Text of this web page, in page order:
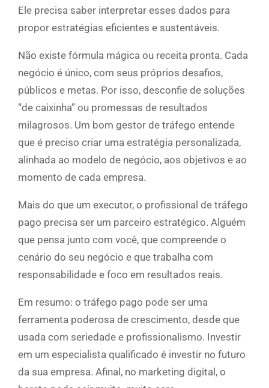
Ele precisa saber interpretar esses dados para
propor estratégias eficientes e sustentáveis.
Não existe fórmula mágica ou receita pronta. Cada
negócio é único, com seus próprios desafios,
públicos e metas. Por isso, desconfie de soluções
“de caixinha” ou promessas de resultados
milagrosos. Um bom gestor de tráfego entende
que é preciso criar uma estratégia personalizada,
alinhada ao modelo de negócio, aos objetivos e ao
momento de cada empresa.
Mais do que um executor, o profissional de tráfego
pago precisa ser um parceiro estratégico. Alguém
que pensa junto com você, que compreende o
cenário do seu negócio e que trabalha com
responsabilidade e foco em resultados reais.
Em resumo: o tráfego pago pode ser uma
ferramenta poderosa de crescimento, desde que
usada com seriedade e profissionalismo. Investir
em um especialista qualificado é investir no futuro
da sua empresa. Afinal, no marketing digital, o